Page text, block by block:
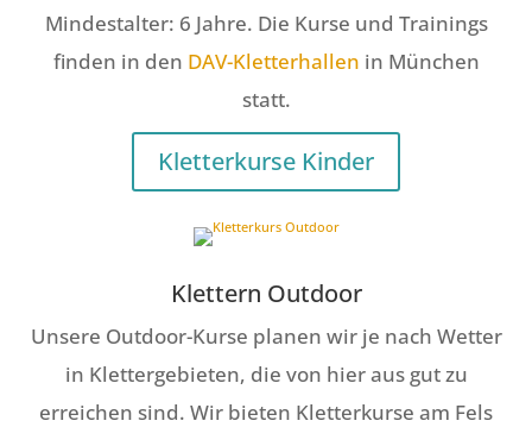
Mindestalter: 6 Jahre. Die Kurse und Trainings
finden in den DAV-Kletterhallen in München
statt.
Kletterkurse Kinder
Klettern Outdoor
Unsere Outdoor-Kurse planen wir je nach Wetter
in Klettergebieten, die von hier aus gut zu
erreichen sind. Wir bieten Kletterkurse am Fels